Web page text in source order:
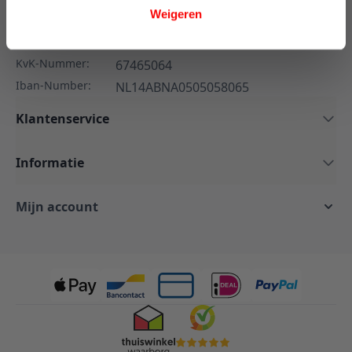
Weigeren
info@onlineslaapcomfort.nl
KvK-Nummer: 67465064
Iban-Number:
NL14ABNA0505058065
Klantenservice
Informatie
Mijn account